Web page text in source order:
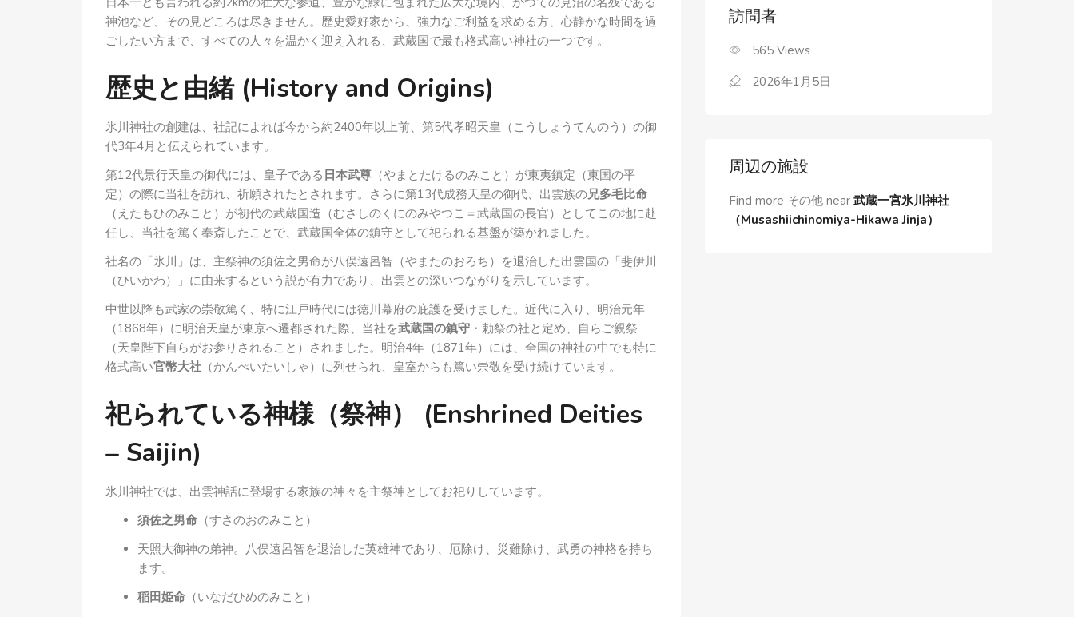
神池など、その見どころは尽きません。歴史愛好家から、強力なご利益を求める方、心静かな時間を過
ごしたい方まで、すべての人々を温かく迎え入れる、武蔵国で最も格式高い神社の一つです。
歴史と由緒 (History and Origins)
氷川神社の創建は、社記によれば今から約2400年以上前、第5代孝昭天皇（こうしょうてんのう）の御
代3年4月と伝えられています。
第12代景行天皇の御代には、皇子である 日本武尊 （やまとたけるのみこと）が東夷鎮定（東国の平
定）の際に当社を訪れ、祈願されたとされます。さらに第13代成務天皇の御代、出雲族の兄多毛比命
（えたもひのみこと）が初代の武蔵国造（むさしのくにのみやつこ＝武蔵国の長官）としてこの地に赴
任し、当社を篤く奉斎したことで、武蔵国全体の鎮守として祀られる基盤が築かれました。
社名の「氷川」は、主祭神の須佐之男命が八俣遠呂智（やまたのおろち）を退治した出雲国の「斐伊川
（ひいかわ）」に由来するという説が有力であり、出雲との深いつながりを示しています。
中世以降も武家の崇敬篤く、特に江戸時代には徳川幕府の庇護を受けました。近代に入り、明治元年
（1868年）に明治天皇が東京へ遷都された際、当社を武蔵国の鎮守 ・勅祭の社と定め、自らご親祭
（天皇陛下自らがお参りされること）されました。明治4年（1871年）には、全国の神社の中でも特に
格式高い官幣大社 （かんぺいたいしゃ）に列せられ、皇室からも篤い崇敬を受け続けています。
祀られている神様（祭神） (Enshrined Deities
– Saijin)
氷川神社では、出雲神話に登場する家族の神々を主祭神としてお祀りしています。
須佐之男命 （すさのおのみこと）
天照大御神の弟神。八俣遠呂智を退治した英雄神であり、厄除け、災難除け、武勇の神格を持ち
ます。
稲田姫命 （いなだひめのみこと）
訪問者
565 Views
2026年1月5日
周辺の施設
Find more その他 near 武蔵一宮氷川神社
（Musashiichinomiya-Hikawa Jinja）